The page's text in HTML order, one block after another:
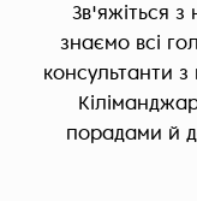
Зв'яжіться
знаємо всі
консультанти
порадами й